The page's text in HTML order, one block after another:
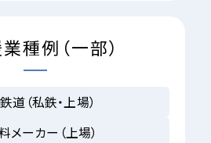
種例（一部）
道（私鉄・上場）
メーカー（上場）